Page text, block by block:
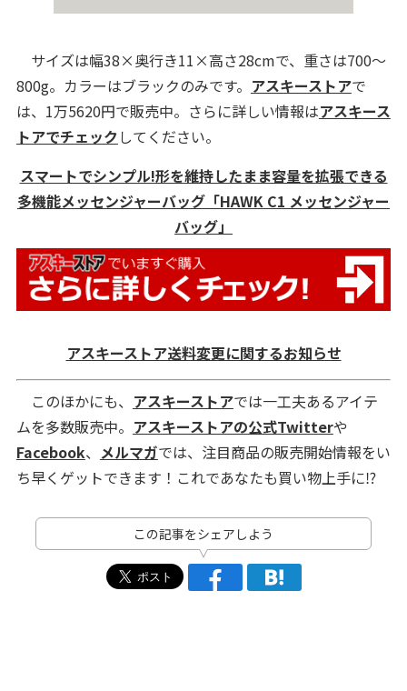
サイズは幅38×奥行き11×高さ28cmで、重さは700～
800g。カラーはブラックのみです。 アスキーストアで
は、1万5620円で販売中。さらに詳しい情報はアスキース
トアでチェックしてください。
スマートでシンプル!形を維持したまま容量を拡張できる
多機能メッセンジャーバッグ「HAWK C1 メッセンジャー
バッグ」
アスキーストア送料変更に関するお知らせ
このほかにも、 アスキーストアでは一工夫あるアイテ
ムを多数販売中。 アスキーストアの公式Twitterや
Facebook、 メルマガでは、注目商品の販売開始情報をい
ち早くゲットできます！これであなたも買い物上手に⁉
この記事をシェアしよう